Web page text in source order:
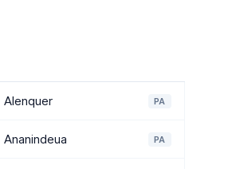
Alenquer PA
Ananindeua PA